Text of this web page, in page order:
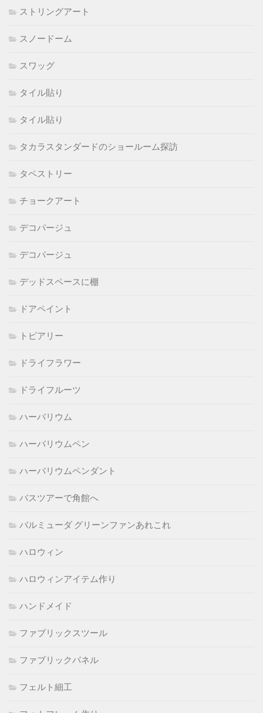
ストリングアート
スノードーム
スワッグ
タイル貼り
タイル貼り
タカラスタンダードのショールーム探訪
タペストリー
チョークアート
デコパージュ
デコパージュ
デッドスペースに棚
ドアペイント
トピアリー
ドライフラワー
ドライフルーツ
ハーバリウム
ハーバリウムペン
ハーバリウムペンダント
バスツアーで角館へ
バルミューダ グリーンファンあれこれ
ハロウィン
ハロウィンアイテム作り
ハンドメイド
ファブリックスツール
ファブリックパネル
フェルト細工